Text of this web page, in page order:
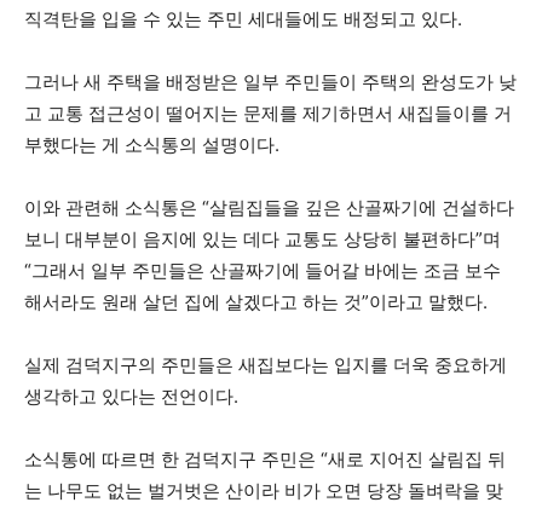
직격탄을 입을 수 있는 주민 세대들에도 배정되고 있다.
그러나 새 주택을 배정받은 일부 주민들이 주택의 완성도가 낮
고 교통 접근성이 떨어지는 문제를 제기하면서 새집들이를 거
부했다는 게 소식통의 설명이다.
이와 관련해 소식통은 “살림집들을 깊은 산골짜기에 건설하다
보니 대부분이 음지에 있는 데다 교통도 상당히 불편하다”며
“그래서 일부 주민들은 산골짜기에 들어갈 바에는 조금 보수
해서라도 원래 살던 집에 살겠다고 하는 것”이라고 말했다.
실제 검덕지구의 주민들은 새집보다는 입지를 더욱 중요하게
생각하고 있다는 전언이다.
소식통에 따르면 한 검덕지구 주민은 “새로 지어진 살림집 뒤
는 나무도 없는 벌거벗은 산이라 비가 오면 당장 돌벼락을 맞